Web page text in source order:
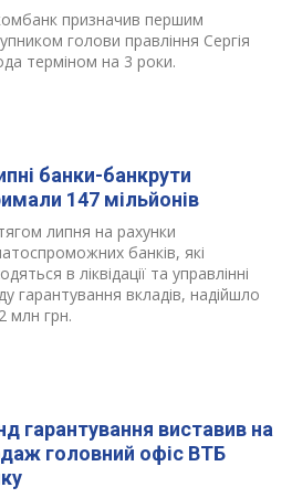
призначив першим
голови правління Сергія
терміном на 3 роки.
банки-банкрути
147 мільйонів
липня на рахунки
банків, які
в ліквідації та управлінні
гарантування вкладів, надійшло
млн грн.
гарантування виставив на
головний офіс ВТБ